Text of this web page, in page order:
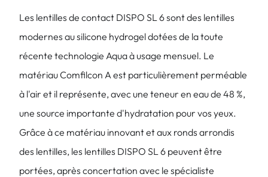
Les lentilles de contact DISPO SL 6 sont des lentilles
modernes au silicone hydrogel dotées de la toute
récente technologie Aqua à usage mensuel. Le
matériau Comfilcon A est particulièrement perméable
à l'air et il représente, avec une teneur en eau de 48 %,
une source importante d'hydratation pour vos yeux.
Grâce à ce matériau innovant et aux ronds arrondis
des lentilles, les lentilles DISPO SL 6 peuvent être
portées, après concertation avec le spécialiste